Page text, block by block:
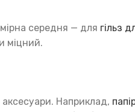
середня — для гільз
міцний.
Наприклад,